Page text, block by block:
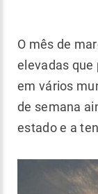
O mês de
elevadas que
em vários
de semana
estado e a